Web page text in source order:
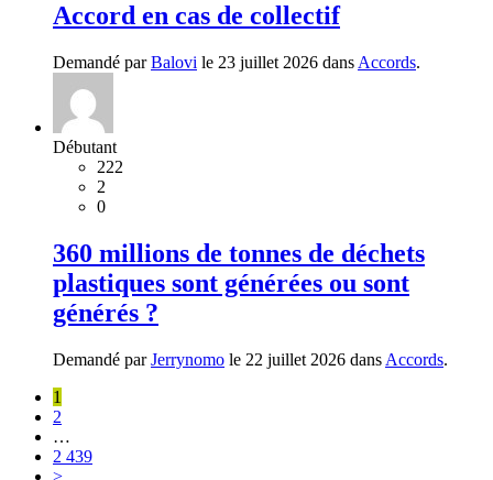
Accord en cas de collectif
Demandé parBalovi le 23 juillet 2026 dans Accords.
Débutant
222
2
0
360 millions de tonnes de déchets
plastiques sont générées ou sont
générés ?
Demandé parJerrynomo le 22 juillet 2026 dans Accords.
1
2
…
2 439